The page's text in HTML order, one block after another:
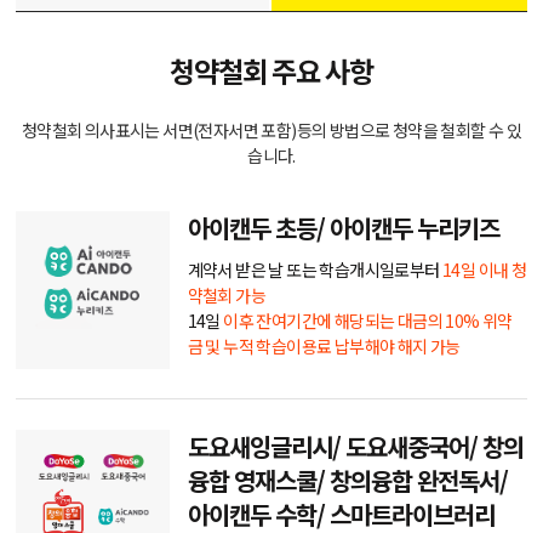
청약철회 주요 사항
청약철회 의사표시는 서면(전자서면 포함)등의 방법으로 청약을 철회할 수 있
습니다.
아이캔두 초등/ 아이캔두 누리키즈
계약서 받은 날 또는 학습개시일로부터 14일 이내 청
약철회 가능
14일 이후 잔여기간에 해당되는 대금의 10% 위약
금 및 누적 학습이용료 납부해야 해지 가능
도요새잉글리시/ 도요새중국어/ 창의
융합 영재스쿨/ 창의융합 완전독서/
아이캔두 수학/ 스마트라이브러리